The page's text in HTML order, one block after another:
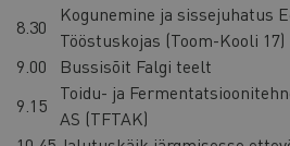
8.30
Kogunemine ja sissejuhatus
Tööstuskojas (Toom-Kooli 17)
9.00
Bussisõit Falgi teelt
9.15
Toidu- ja
AS (TFTAK)